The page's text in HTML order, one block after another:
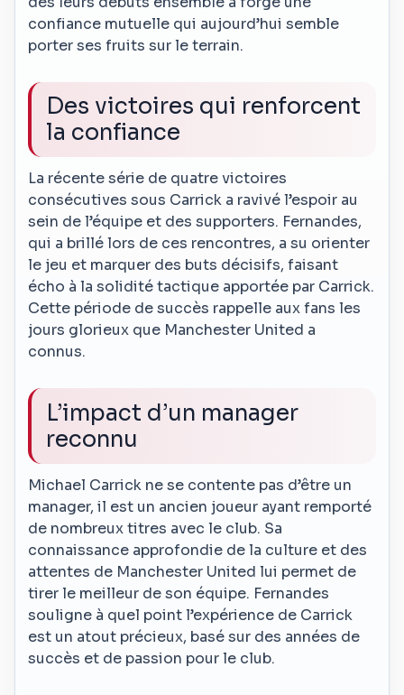
confiance mutuelle qui aujourd’hui semble
porter ses fruits sur le terrain.
Des victoires qui renforcent
la confiance
La récente série de quatre victoires
consécutives sous Carrick a ravivé l’espoir au
sein de l’équipe et des supporters. Fernandes,
qui a brillé lors de ces rencontres, a su orienter
le jeu et marquer des buts décisifs, faisant
écho à la solidité tactique apportée par Carrick.
Cette période de succès rappelle aux fans les
jours glorieux que Manchester United a
connus.
L’impact d’un manager
reconnu
Michael Carrick ne se contente pas d’être un
manager, il est un ancien joueur ayant remporté
de nombreux titres avec le club. Sa
connaissance approfondie de la culture et des
attentes de Manchester United lui permet de
tirer le meilleur de son équipe. Fernandes
souligne à quel point l’expérience de Carrick
est un atout précieux, basé sur des années de
succès et de passion pour le club.